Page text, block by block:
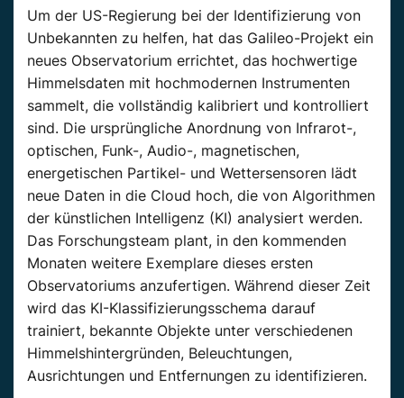
Um der US-Regierung bei der Identifizierung von
Unbekannten zu helfen, hat das Galileo-Projekt ein
neues Observatorium errichtet, das hochwertige
Himmelsdaten mit hochmodernen Instrumenten
sammelt, die vollständig kalibriert und kontrolliert
sind. Die ursprüngliche Anordnung von Infrarot-,
optischen, Funk-, Audio-, magnetischen,
energetischen Partikel- und Wettersensoren lädt
neue Daten in die Cloud hoch, die von Algorithmen
der künstlichen Intelligenz (KI) analysiert werden.
Das Forschungsteam plant, in den kommenden
Monaten weitere Exemplare dieses ersten
Observatoriums anzufertigen. Während dieser Zeit
wird das KI-Klassifizierungsschema darauf
trainiert, bekannte Objekte unter verschiedenen
Himmelshintergründen, Beleuchtungen,
Ausrichtungen und Entfernungen zu identifizieren.